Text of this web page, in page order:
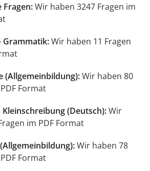
Fragen:Wir haben 3247 Fragen im
Grammatik:Wir haben 11 Fragen
(Allgemeinbildung):Wir haben 80
Format
(Deutsch):Wir
im PDF Format
Wir haben 78
Format